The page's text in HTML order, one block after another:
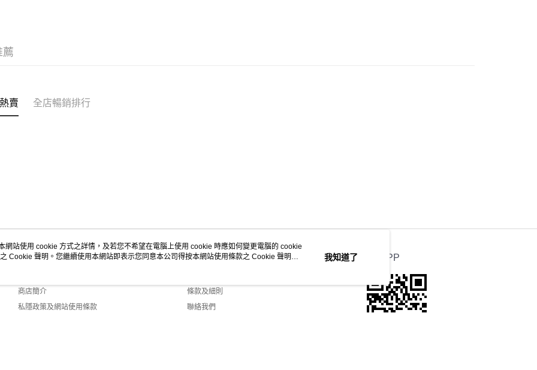
薦
賣 全店暢銷排行
關於我們
商店簡介
私隱政策及網站使用條款
客戶服務
條款及細則
聯絡我們
官方APP
網站使用 cookie 方式之詳情，及若您不希望在電腦上使用 cookie 時應如何變更電腦的 cookie
Cookie 聲明。您繼續使用本網站即表示您同意本公司得按本網站使用條款之 Cookie 聲明使
我知道了